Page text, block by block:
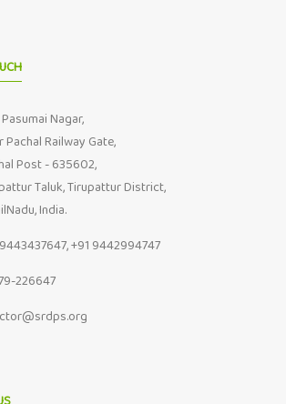
Nagar,
Pachal Railway Gate,
Post - 635602,
Taluk, Tirupattur District,
India.
+91 9442994747
226647